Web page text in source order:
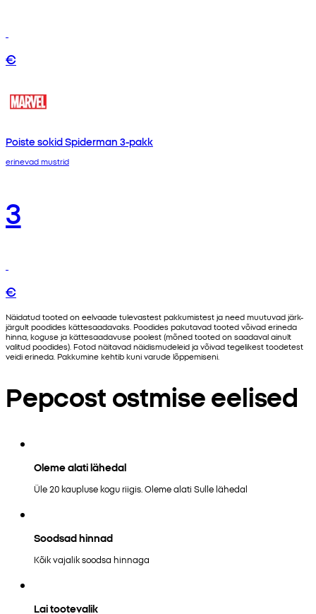
€
Poiste sokid Spiderman 3-pakk
erinevad mustrid
3
€
Näidatud tooted on eelvaade tulevastest pakkumistest ja need muutuvad järk-
järgult poodides kättesaadavaks. Poodides pakutavad tooted võivad erineda
hinna, koguse ja kättesaadavuse poolest (mõned tooted on saadaval ainult
valitud poodides). Fotod näitavad näidismudeleid ja võivad tegelikest toodetest
veidi erineda. Pakkumine kehtib kuni varude lõppemiseni.
Pepcost ostmise eelised
Oleme alati lähedal
Üle 20 kaupluse kogu riigis. Oleme alati Sulle lähedal
Soodsad hinnad
Kõik vajalik soodsa hinnaga
Lai tootevalik